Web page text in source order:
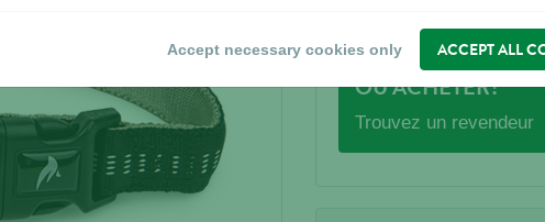
OÙ ACHETER?
Trouvez un revendeur
Accept necessary cookies only ACCEPT ALL